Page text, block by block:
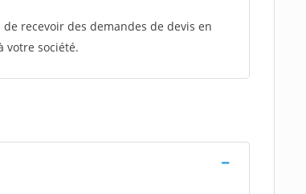
recevoir des demandes de devis en
votre société.